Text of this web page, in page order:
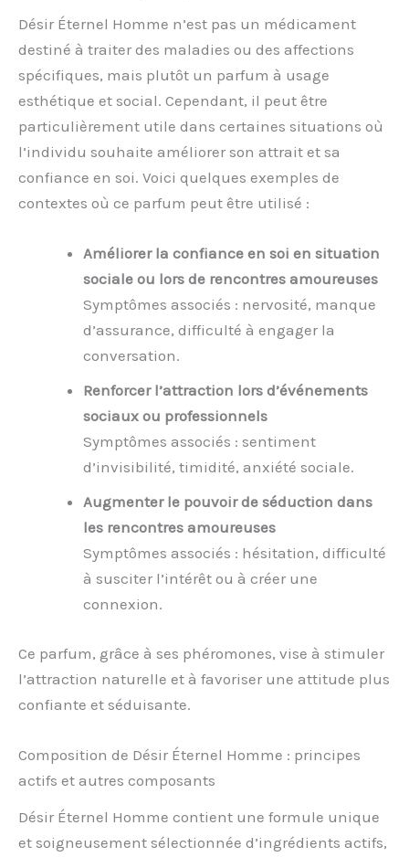
Désir Éternel Homme n’est pas un médicament
destiné à traiter des maladies ou des affections
spécifiques, mais plutôt un parfum à usage
esthétique et social. Cependant, il peut être
particulièrement utile dans certaines situations où
l’individu souhaite améliorer son attrait et sa
confiance en soi. Voici quelques exemples de
contextes où ce parfum peut être utilisé :
Améliorer la confiance en soi en situation
sociale ou lors de rencontres amoureuses
Symptômes associés : nervosité, manque
d’assurance, difficulté à engager la
conversation.
Renforcer l’attraction lors d’événements
sociaux ou professionnels
Symptômes associés : sentiment
d’invisibilité, timidité, anxiété sociale.
Augmenter le pouvoir de séduction dans
les rencontres amoureuses
Symptômes associés : hésitation, difficulté
à susciter l’intérêt ou à créer une
connexion.
Ce parfum, grâce à ses phéromones, vise à stimuler
l’attraction naturelle et à favoriser une attitude plus
confiante et séduisante.
Composition de Désir Éternel Homme : principes
actifs et autres composants
Désir Éternel Homme contient une formule unique
et soigneusement sélectionnée d’ingrédients actifs,